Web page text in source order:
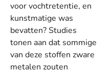
voor vochtretentie, en
kunstmatige was
bevatten? Studies
tonen aan dat sommige
van deze stoffen zware
metalen zouten